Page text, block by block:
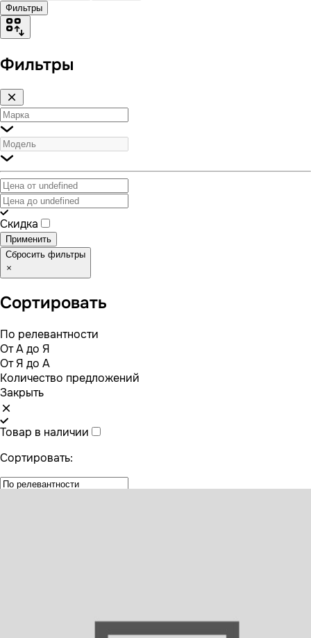
Фильтры
Фильтры
Скидка
Применить
Сбросить фильтры
Сортировать
По релевантности
От А до Я
От Я до А
Количество предложений
Закрыть
Товар в наличии
Сортировать: